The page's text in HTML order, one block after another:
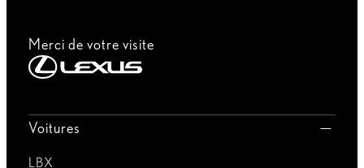
Merci de votre visite
Voitures
LBX